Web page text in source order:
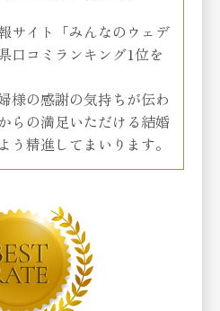
サイト「みんなのウェデ
口コミランキング1位を
様の感謝の気持ちが伝わ
らの満足いただける結婚
う精進してまいります。